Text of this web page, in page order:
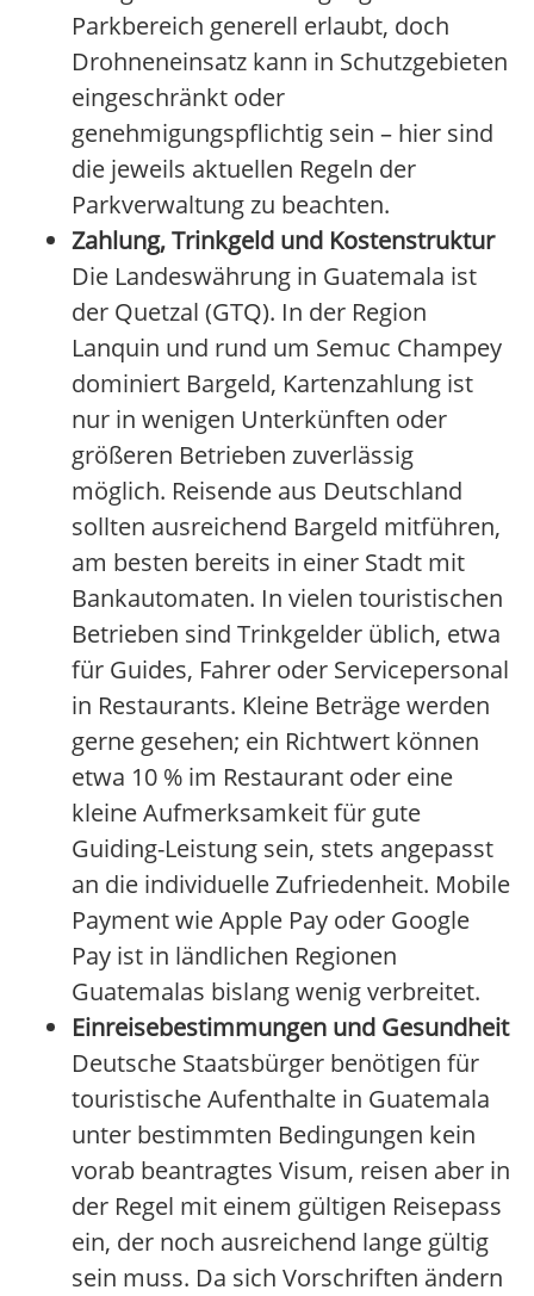
Parkbereich generell erlaubt, doch
Drohneneinsatz kann in Schutzgebieten
eingeschränkt oder
genehmigungspflichtig sein – hier sind
die jeweils aktuellen Regeln der
Parkverwaltung zu beachten.
Zahlung, Trinkgeld und Kostenstruktur
Die Landeswährung in Guatemala ist
der Quetzal (GTQ). In der Region
Lanquin und rund um Semuc Champey
dominiert Bargeld, Kartenzahlung ist
nur in wenigen Unterkünften oder
größeren Betrieben zuverlässig
möglich. Reisende aus Deutschland
sollten ausreichend Bargeld mitführen,
am besten bereits in einer Stadt mit
Bankautomaten. In vielen touristischen
Betrieben sind Trinkgelder üblich, etwa
für Guides, Fahrer oder Servicepersonal
in Restaurants. Kleine Beträge werden
gerne gesehen; ein Richtwert können
etwa 10 % im Restaurant oder eine
kleine Aufmerksamkeit für gute
Guiding-Leistung sein, stets angepasst
an die individuelle Zufriedenheit. Mobile
Payment wie Apple Pay oder Google
Pay ist in ländlichen Regionen
Guatemalas bislang wenig verbreitet.
Einreisebestimmungen und Gesundheit
Deutsche Staatsbürger benötigen für
touristische Aufenthalte in Guatemala
unter bestimmten Bedingungen kein
vorab beantragtes Visum, reisen aber in
der Regel mit einem gültigen Reisepass
ein, der noch ausreichend lange gültig
sein muss. Da sich Vorschriften ändern